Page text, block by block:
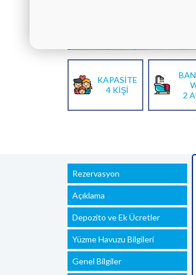
KAPASİTE
4 KİŞİ
2
Rezervasyon
Açıklama
Depozito ve Ek Ücretler
Yüzme Havuzu Bilgileri
Genel Bilgiler